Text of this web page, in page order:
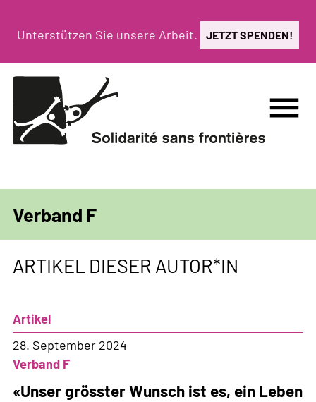
zumUnterstützen Sie unsere Arbeit. JETZT SPENDEN!
menu
Verband F
ARTIKEL DIESER AUTOR*IN
Artikel
28. September 2024
Verband F
«Unser grösster Wunsch ist es, ein Leben